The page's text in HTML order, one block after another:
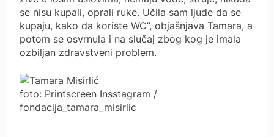
se nisu kupali, oprali ruke. Učila sam ljude da se
kupaju, kako da koriste WC”, objašnjava Tamara, a
potom se osvrnula i na slučaj zbog kog je imala
ozbiljan zdravstveni problem.
foto: Printscreen Insstagram /
fondacija_tamara_misirlic